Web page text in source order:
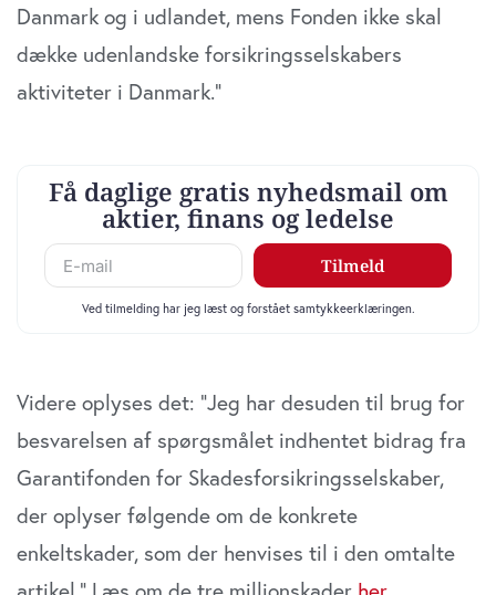
Danmark og i udlandet, mens Fonden ikke skal
dække udenlandske forsikringsselskabers
aktiviteter i Danmark.”
Videre oplyses det: ”Jeg har desuden til brug for
besvarelsen af spørgsmålet indhentet bidrag fra
Garantifonden for Skadesforsikringsselskaber,
der oplyser følgende om de konkrete
enkeltskader, som der henvises til i den omtalte